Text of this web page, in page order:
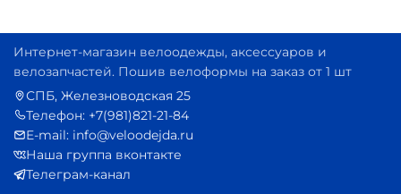
Интернет-магазин велоодежды, аксессуаров и
велозапчастей. Пошив велоформы на заказ от 1 шт
СПБ, Железноводская 25
Телефон: +7(981)821-21-84
E-mail: info@veloodejda.ru
Наша группа вконтакте
Телеграм-канал